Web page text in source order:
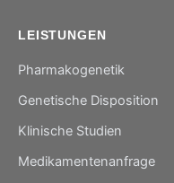
LEISTUNGEN
Pharmakogenetik
Genetische Disposition
Klinische Studien
Medikamentenanfrage